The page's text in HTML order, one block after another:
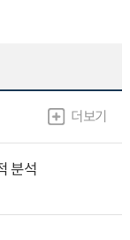
더보기
분석